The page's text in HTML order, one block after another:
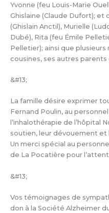
Yvonne (feu Louis-Marie
Ghislaine (Claude Dufort); et
(Ghislain Anctil), Murielle
Dubé), Rita (feu Émile
Pelletier); ainsi que plusieurs
cousines, ses autres parents
&#13;
La famille désire exprimer
Fernand Poulin, au
l’inhalothérapie de l’hôpital
soutien, leur dévouement et
Un merci spécial au
de La Pocatière pour
&#13;
Vos témoignages de
don à la Société Alzheimer